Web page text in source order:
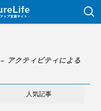
– アクティビティによる
人気記事